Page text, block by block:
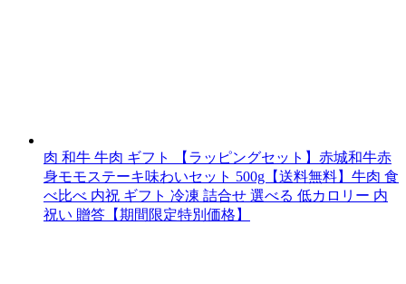
肉 和牛 牛肉 ギフト 【ラッピングセット】赤城和牛赤
身モモステーキ味わいセット 500g【送料無料】牛肉 食
べ比べ 内祝 ギフト 冷凍 詰合せ 選べる 低カロリー 内
祝い 贈答【期間限定特別価格】